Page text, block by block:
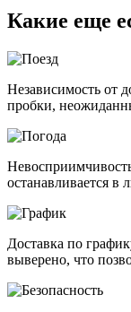
Какие еще
Независимость от
пробки,
останавливается в
Доставка по
выверено, что